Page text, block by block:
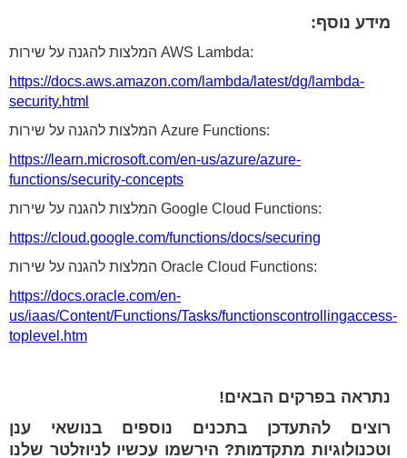
מידע נוסף:
המלצות להגנה על שירות AWS Lambda:
https://docs.aws.amazon.com/lambda/latest/dg/lambda-
security.html
המלצות להגנה על שירות Azure Functions:
https://learn.microsoft.com/en-us/azure/azure-
functions/security-concepts
המלצות להגנה על שירות Google Cloud Functions:
https://cloud.google.com/functions/docs/securing
המלצות להגנה על שירות Oracle Cloud Functions:
https://docs.oracle.com/en-
us/iaas/Content/Functions/Tasks/functionscontrollingaccess-
toplevel.htm
נתראה בפרקים הבאים!
רוצים להתעדכן בתכנים נוספים בנושאי ענן
וטכנולוגיות מתקדמות? הירשמו עכשיו לניוזלטר שלנו